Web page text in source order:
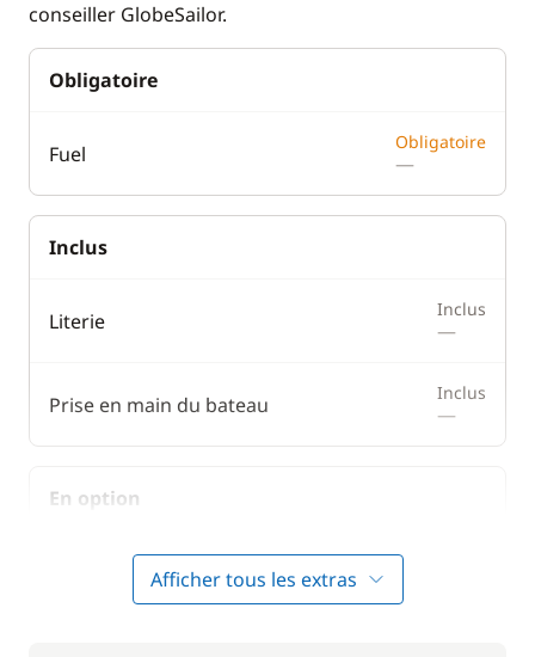
conseiller GlobeSailor.
Obligatoire
Fuel Obligatoire
—
Inclus
Literie Inclus
—
Prise en main du bateau Inclus
—
En option
Animaux de compagnie
Afficher tous les extras